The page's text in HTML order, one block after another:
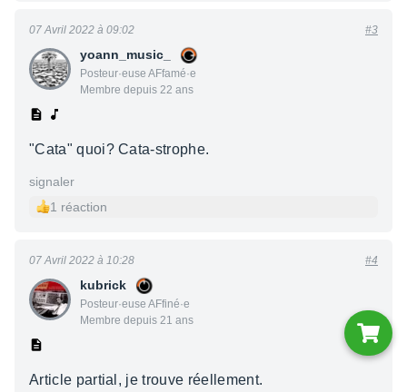
yoann_music_
Posteur·euse AFfamé·e
Membre depuis 22 ans
07 Avril 2022 à 09:02 #3
"Cata" quoi? Cata-strophe.
signaler
1 réaction
kubrick
Posteur·euse AFfiné·e
Membre depuis 21 ans
07 Avril 2022 à 10:28 #4
Article partial, je trouve réellement.